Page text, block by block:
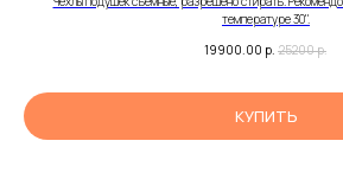
температуре 30".
19900.00 р. 25200р.
КУПИТЬ